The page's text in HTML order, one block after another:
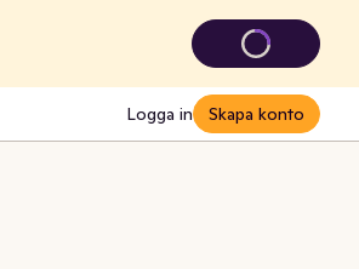
Logga in Skapa konto